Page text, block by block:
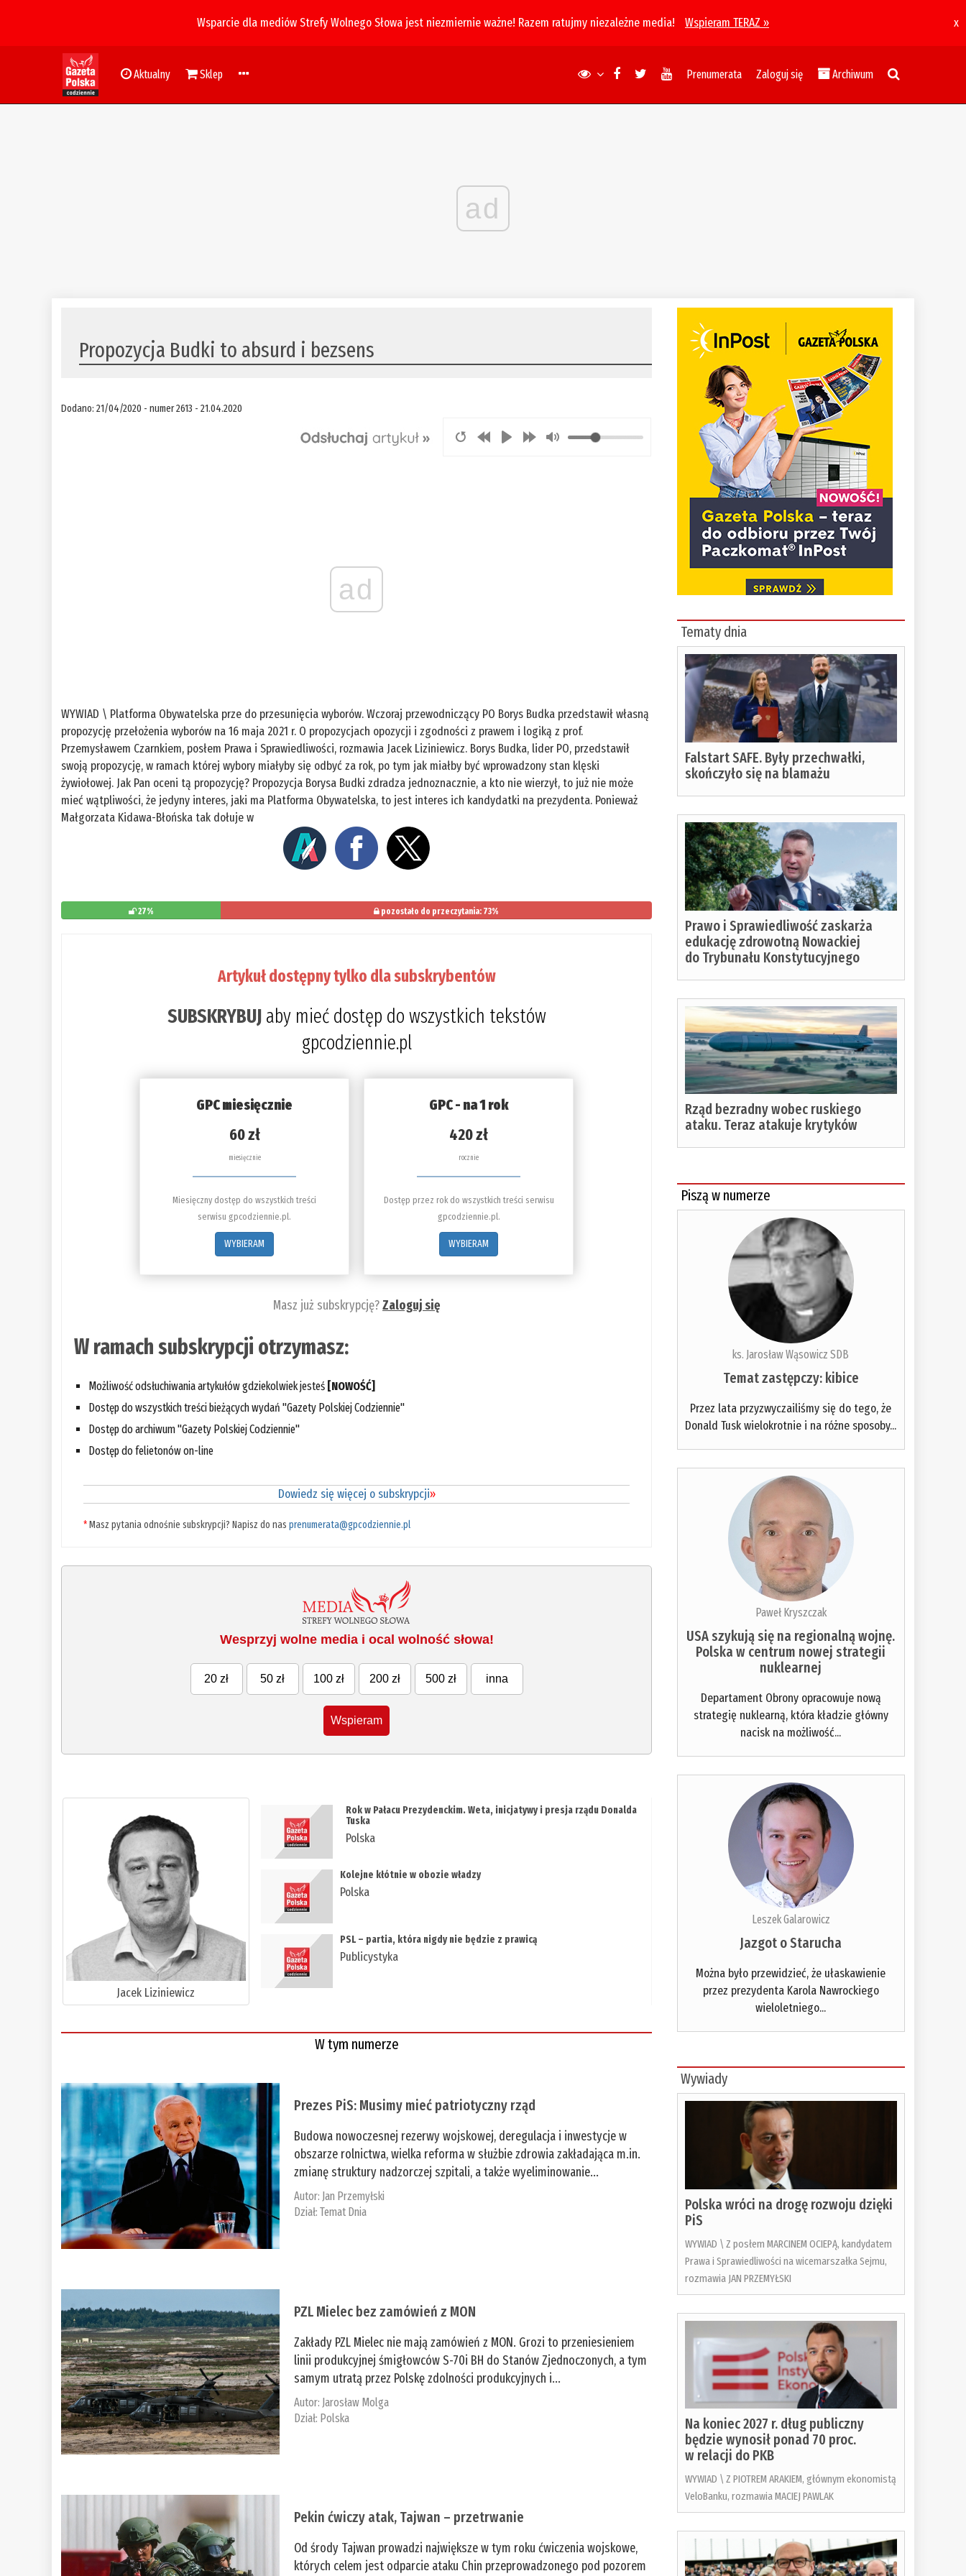
Wsparcie dla mediów Strefy Wolnego Słowa jest niezmiernie ważne! Razem ratujmy niezależne media! Wspieram TERAZ » x
Aktualny Sklep Prenumerata Zaloguj się Archiwum
ad
​Propozycja Budki to absurd i bezsens
Dodano: 21/04/2020 - numer 2613 - 21.04.2020
ad
WYWIAD \ Platforma Obywatelska prze do przesunięcia wyborów. Wczoraj przewodniczący PO Borys Budka przedstawił własną
propozycję przełożenia wyborów na 16 maja 2021 r. O propozycjach opozycji i zgodności z prawem i logiką z prof.
Przemysławem Czarnkiem, posłem Prawa i Sprawiedliwości, rozmawia Jacek Liziniewicz. Borys Budka, lider PO, przedstawił
swoją propozycję, w ramach której wybory miałyby się odbyć za rok, po tym jak miałby być wprowadzony stan klęski
żywiołowej. Jak Pan oceni tą propozycję? Propozycja Borysa Budki zdradza jednoznacznie, a kto nie wierzył, to już nie może
mieć wątpliwości, że jedyny interes, jaki ma Platforma Obywatelska, to jest interes ich kandydatki na prezydenta. Ponieważ
Małgorzata Kidawa-Błońska tak dołuje w
27% pozostało do przeczytania: 73%
Artykuł dostępny tylko dla subskrybentów
SUBSKRYBUJaby mieć dostęp do wszystkich tekstów
gpcodziennie.pl
GPC miesięcznie
60 zł
miesięcznie
Miesięczny dostęp do wszystkich treści
serwisu gpcodziennie.pl.
WYBIERAM
GPC - na 1 rok
420 zł
rocznie
Dostęp przez rok do wszystkich treści serwisu
gpcodziennie.pl.
WYBIERAM
Masz już subskrypcję?Zaloguj się
W ramach subskrypcji otrzymasz:
Możliwość odsłuchiwania artykułów gdziekolwiek jesteś [NOWOŚĆ]
Dostęp do wszystkich treści bieżących wydań "Gazety Polskiej Codziennie"
Dostęp do archiwum "Gazety Polskiej Codziennie"
Dostęp do felietonów on-line
Dowiedz się więcej o subskrypcji»
*Masz pytania odnośnie subskrypcji? Napisz do nasprenumerata@gpcodziennie.pl
Wesprzyj wolne media i ocal wolność słowa!
20 zł 50 zł 100 zł 200 zł 500 zł inna
Wspieram
Jacek Liziniewicz
Rok w Pałacu Prezydenckim. Weta, inicjatywy i presja rządu Donalda
Tuska
Polska
Kolejne kłótnie w obozie władzy
Polska
PSL – partia, która nigdy nie będzie z prawicą
Publicystyka
W tym numerze
Prezes PiS: Musimy mieć patriotyczny rząd
Budowa nowoczesnej rezerwy wojskowej, deregulacja i inwestycje w
obszarze rolnictwa, wielka reforma w służbie zdrowia zakładająca m.in.
zmianę struktury nadzorczej szpitali, a także wyeliminowanie...
Autor: Jan Przemyłski
Dział:Temat Dnia
PZL Mielec bez zamówień z MON
Zakłady PZL Mielec nie mają zamówień z MON. Grozi to przeniesieniem
linii produkcyjnej śmigłowców S-70i BH do Stanów Zjednoczonych, a tym
samym utratą przez Polskę zdolności produkcyjnych i...
Autor: Jarosław Molga
Dział: Polska
Pekin ćwiczy atak, Tajwan – przetrwanie
Od środy Tajwan prowadzi największe w tym roku ćwiczenia wojskowe,
których celem jest odparcie ataku Chin przeprowadzonego pod pozorem
Tematy dnia
Falstart SAFE. Były przechwałki,
skończyło się na blamażu
Prawo i Sprawiedliwość zaskarża
edukację zdrowotną Nowackiej
do Trybunału Konstytucyjnego
Rząd bezradny wobec ruskiego
ataku. Teraz atakuje krytyków
Piszą w numerze
ks. Jarosław Wąsowicz SDB
Temat zastępczy: kibice
Przez lata przyzwyczailiśmy się do tego, że
Donald Tusk wielokrotnie i na różne sposoby...
Paweł Kryszczak
USA szykują się na regionalną wojnę.
Polska w centrum nowej strategii
nuklearnej
Departament Obrony opracowuje nową
strategię nuklearną, która kładzie główny
nacisk na możliwość...
Leszek Galarowicz
Jazgot o Starucha
Można było przewidzieć, że ułaskawienie
przez prezydenta Karola Nawrockiego
wieloletniego...
Wywiady
Polska wróci na drogę rozwoju dzięki
PiS
WYWIAD \ Z posłem MARCINEM OCIEPĄ, kandydatem
Prawa i Sprawiedliwości na wicemarszałka Sejmu,
rozmawia JAN PRZEMYŁSKI
Na koniec 2027 r. dług publiczny
będzie wynosił ponad 70 proc.
w relacji do PKB
WYWIAD \ Z PIOTREM ARAKIEM, głównym ekonomistą
VeloBanku, rozmawia MACIEJ PAWLAK